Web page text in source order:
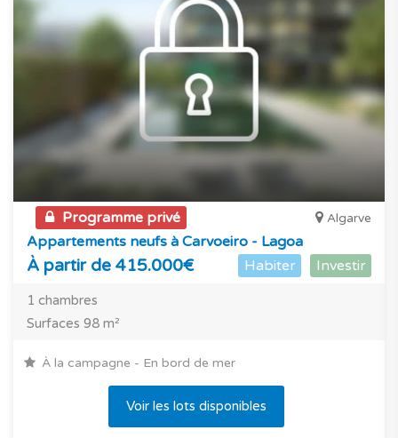
Programme privé Algarve
Appartements neufs à Carvoeiro - Lagoa
À partir de 415.000€ Habiter Investir
1 chambres
Surfaces 98 m²
À la campagne - En bord de mer
Voir les lots disponibles